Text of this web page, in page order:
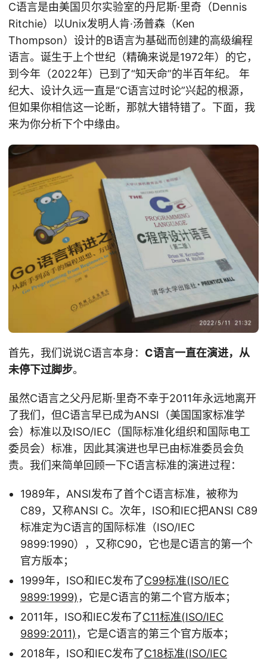
C语言是由美国贝尔实验室的丹尼斯·里奇（Dennis
Ritchie）以Unix发明人肯·汤普森（Ken
Thompson）设计的B语言为基础而创建的高级编程
语言。诞生于上个世纪（精确来说是1972年）的它，
到今年（2022年）已到了“知天命”的半百年纪。 年
纪大、设计久远一直是“C语言过时论”兴起的根源，
但如果你相信这一论断，那就大错特错了。下面，我
来为你分析下个中缘由。
首先，我们说说C语言本身： C语言一直在演进，从
未停下过脚步。
虽然C语言之父丹尼斯·里奇不幸于2011年永远地离开
了我们，但C语言早已成为ANSI（美国国家标准学
会）标准以及ISO/IEC（国际标准化组织和国际电工
委员会）标准，因此其演进也早已由标准委员会负
责。我们来简单回顾一下C语言标准的演进过程：
1989年，ANSI发布了首个C语言标准，被称为
C89，又称ANSI C。次年，ISO和IEC把ANSI C89
标准定为C语言的国际标准（ISO/IEC
9899:1990），又称C90，它也是C语言的第一个
官方版本；
1999年，ISO和IEC发布了C99标准(ISO/IEC
9899:1999) ，它是C语言的第二个官方版本；
2011年，ISO和IEC发布了C11标准(ISO/IEC
9899:2011) ，它是C语言的第三个官方版本；
2018年，ISO和IEC发布了C18标准(ISO/IEC